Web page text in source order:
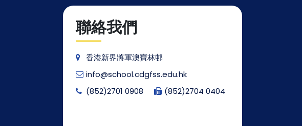
聯絡我們
香港新界將軍澳寶林邨
info@school.cdgfss.edu.hk
(852)2701 0908
(852)2704 0404